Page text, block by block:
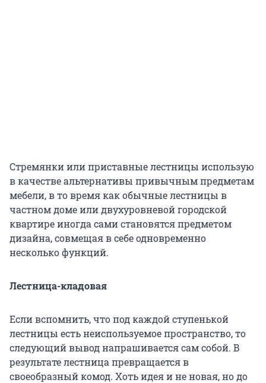
Стремянки или приставные лестницы использую
в качестве альтернативы привычным предметам
мебели, в то время как обычные лестницы в
частном доме или двухуровневой городской
квартире иногда сами становятся предметом
дизайна, совмещая в себе одновременно
несколько функций.
Лестница-кладовая
Если вспомнить, что под каждой ступенькой
лестницы есть неиспользуемое пространство, то
следующий вывод напрашивается сам собой. В
результате лестница превращается в
своеобразный комод. Хоть идея и не новая, но до